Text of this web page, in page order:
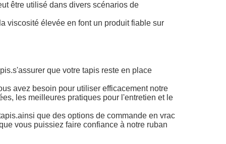
être utilisé dans divers scénarios de
viscosité élevée en font un produit fiable sur
que votre tapis reste en place
avez besoin pour utiliser efficacement notre
les meilleures pratiques pour l'entretien et le
que des options de commande en vrac
vous puissiez faire confiance à notre ruban